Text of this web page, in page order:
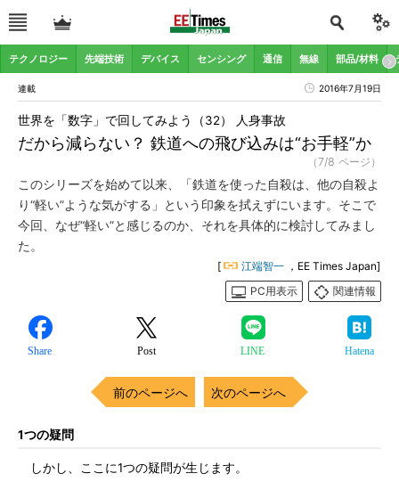
テクノロジー 先端技術 デバイス センシング 通信 無線 部品/材料
連載 2016年7月19日
だから減らない？ 鉄道への飛び込みは“お手軽”か
世界を「数字」で回してみよう（32） 人身事故
（7/8 ページ）
このシリーズを始めて以来、「鉄道を使った自殺は、他の自殺よ
り“軽い”ような気がする」という印象を拭えずにいます。そこで
今回、なぜ“軽い”と感じるのか、それを具体的に検討してみまし
た。
[ 江端智一 ，EE Times Japan]
PC用表示
関連情報
Share Post LINE Hatena
前のページへ 次のページへ
1つの疑問
しかし、ここに1つの疑問が生じます。